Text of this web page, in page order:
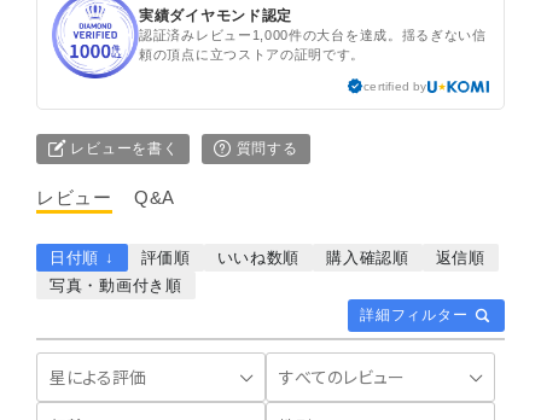
実績ダイヤモンド認定
認証済みレビュー1,000件の大台を達成。揺るぎない信
頼の頂点に立つストアの証明です。
certified by
レビューを書く 質問する
レビュー Q&A
詳細フィルター
日付順 ↓ 評価順 いいね数順 購入確認順
返信順
写真・動画付き順